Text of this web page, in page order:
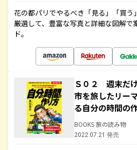
花の都パリでやるべき「見る」「買う
厳選して、豊富な写真と詳細な図解で
ド。
Ｓ０２ 週末だ
市を旅したリー
る自分の時間の
BOOKS 旅の読み物
2022.07.21 発売